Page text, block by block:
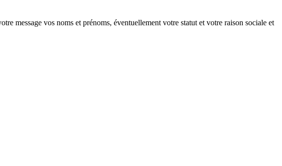
message vos noms et prénoms, éventuellement votre statut et votre raison sociale et